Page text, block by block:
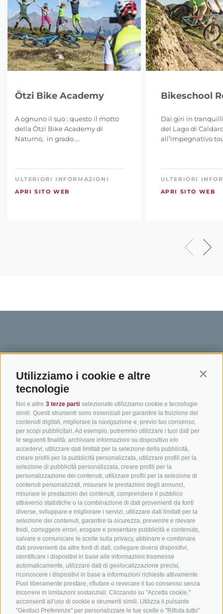
Utilizziamo i cookie e altre
tecnologie
Noi e altre 3 terze parti selezionate utilizziamo cookie e tecnologie
simili. Questi strumenti sono essenziali per garantire la fruizione dei
contenuti digitali, migliorare la navigazione e, previo tuo consenso,
per scopi pubblicitari. Ad esempio, potremmo utilizzare i tuoi dati per
le seguenti finalità: archiviare informazioni su dispositivo e/o
accedervi, utilizzare dati limitati per la selezione della pubblicità,
creare profili per la pubblicità personalizzata, utilizzare profili per la
selezione di pubblicità personalizzata, creare profili per la
personalizzazione dei contenuti, utilizzare profili per la selezione di
contenuti personalizzati, misurare le prestazioni degli annunci,
misurare le prestazioni dei contenuti, comprendere il pubblico
attraverso statistiche o la combinazione di dati provenienti da fonti
diverse, sviluppare e migliorare i servizi, utilizzare dati limitati per la
selezione dei contenuti, garantire la sicurezza, prevenire e rilevare
frodi, correggere errori, erogare e presentare pubblicità e contenuto,
salvare e comunicare le scelte sulla privacy, abbinare e combinare
dati provenienti da altre fonti di dati, collegare diversi dispositivi,
identificare i dispositivi in base alle informazioni trasmesse
automaticamente, utilizzare dati di geolocalizzazione precisi,
riconoscere i dispositivi in base a informazioni richieste attivamente.
Puoi liberamente prestare, rifiutare o revocare il tuo consenso senza
incorrere in limitazioni sostanziali. Cliccando su "Accetta cookie,"
acconsenti all'uso di cookie e strumenti simili. Utilizza il pulsante
"Gestisci Preferenze" per personalizzare le tue scelte o "Rifiuta tutto"
Ötzi Bike Academy
A ognuno il suo : questo il motto
della Ötzi Bike Academy di
Naturno, in grado ...
ULTERIORI INFORMAZIONI
APRI SITO WEB
Bikeschool
Dai giri in
del Lago di
all’impegnativo
ULTERIORI
APRI SITO WEB
SÜDTIROL
Hotel & pacchetti
Pacchetti vacanze
Buoni vacanza
Hot Deals
Bike & Work
ADIGE
Adige
In bici da corsa in Alto
Adige
Ciclabili in Alto Adige
Scuole bike
Tutti i tour
Come
Meteo
Catalogo
info@bikehotels.it
ISCRIVITI ALLA NOSTRA NEWSLETTER